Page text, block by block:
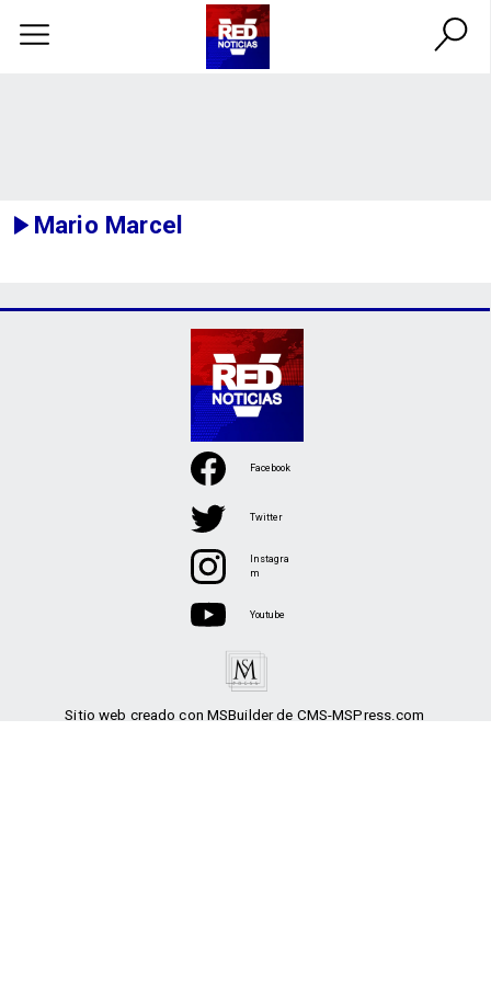
Mario Marcel
Sitio web creado con MSBuilder de CMS-MSPress.com
Facebook
Twitter
Instagra
m
Youtube